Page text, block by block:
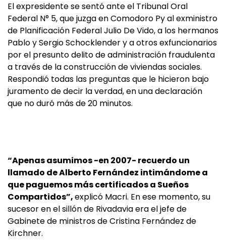
El expresidente se sentó ante el Tribunal Oral
Federal N° 5, que juzga en Comodoro Py al exministro
de Planificación Federal Julio De Vido, a los hermanos
Pablo y Sergio Schocklender y a otros exfuncionarios
por el presunto delito de administración fraudulenta
a través de la construcción de viviendas sociales.
Respondió todas las preguntas que le hicieron bajo
juramento de decir la verdad, en una declaración
que no duró más de 20 minutos.
“Apenas asumimos -en 2007- recuerdo un
llamado de Alberto Fernández intimándome a
que paguemos más certificados a Sueños
Compartidos”,explicó Macri. En ese momento, su
sucesor en el sillón de Rivadavia era el jefe de
Gabinete de ministros de Cristina Fernández de
Kirchner.